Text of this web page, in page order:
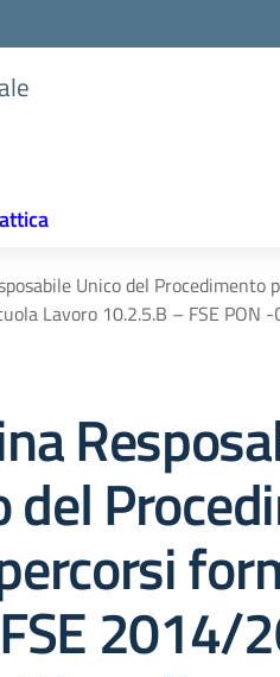
Unico del
Lavoro 10.2.5.B – FSE
del
2014/